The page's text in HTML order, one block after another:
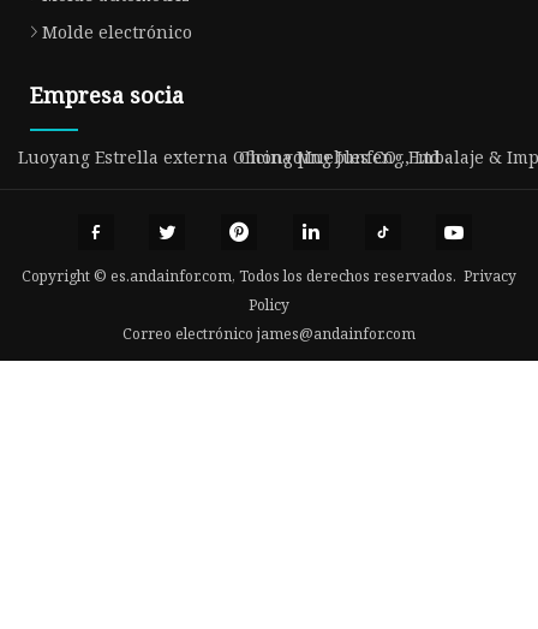
Molde electrónico
Empresa socia
Luoyang Estrella externa Oficina Muebles CO ., Ltd .
Chongqing Junfeng Embalaje &
Copyright © es.andainfor.com, Todos los derechos reservados. Privacy
Policy
Correo electrónicojames@andainfor.com